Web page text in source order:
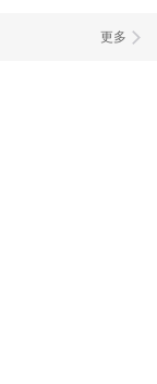
更多